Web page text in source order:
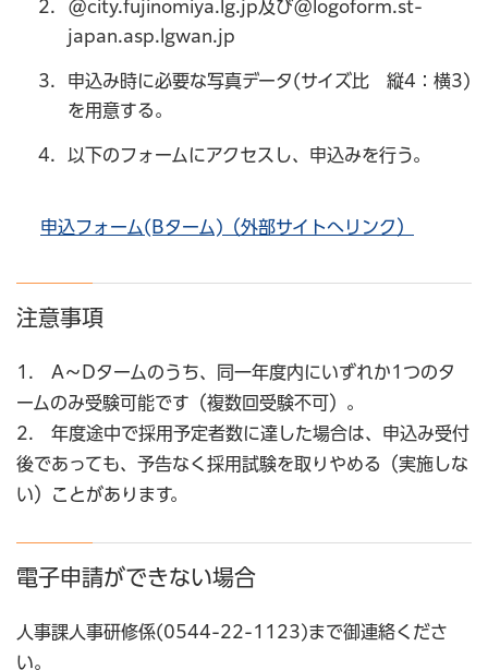
@city.fujinomiya.lg.jp及び@logoform.st-
japan.asp.lgwan.jp
申込み時に必要な写真データ(サイズ比 縦4：横3)
を用意する。
以下のフォームにアクセスし、申込みを行う。
申込フォーム(Bターム)（外部サイトへリンク）
注意事項
1. A～Dタームのうち、同一年度内にいずれか1つのタ
ームのみ受験可能です（複数回受験不可）。
2. 年度途中で採用予定者数に達した場合は、申込み受付
後であっても、予告なく採用試験を取りやめる（実施しな
い）ことがあります。
電子申請ができない場合
人事課人事研修係(0544-22-1123)まで御連絡くださ
い。